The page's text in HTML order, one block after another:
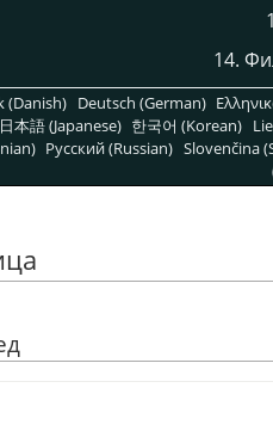
14.
(Danish) Deutsch (German)
日本語 (Japanese) 한국어 (Korean)
Pусский (Russian) Slovenčina